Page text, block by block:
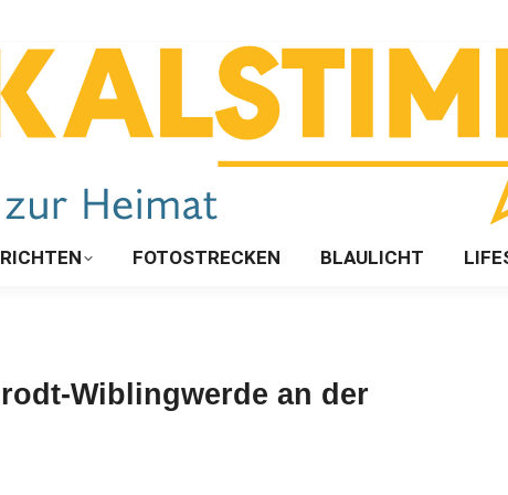
FOTOSTRECKEN BLAULICHT
Wiblingwerde an der